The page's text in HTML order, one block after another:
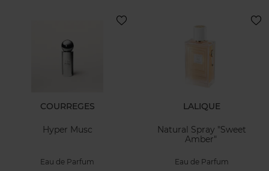
COURREGES
Hyper Musc
Eau de Parfum
LALIQUE
Natural Spray "Sweet
Amber"
Eau de Parfum